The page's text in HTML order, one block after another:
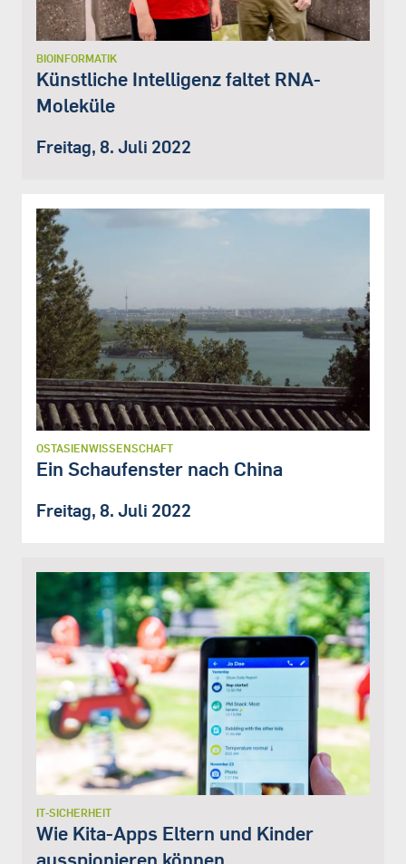
BIOINFORMATIK
Künstliche Intelligenz faltet RNA-
Moleküle
Freitag, 8. Juli 2022
OSTASIENWISSENSCHAFT
Ein Schaufenster nach China
Freitag, 8. Juli 2022
IT-SICHERHEIT
Wie Kita-Apps Eltern und Kinder
ausspionieren können